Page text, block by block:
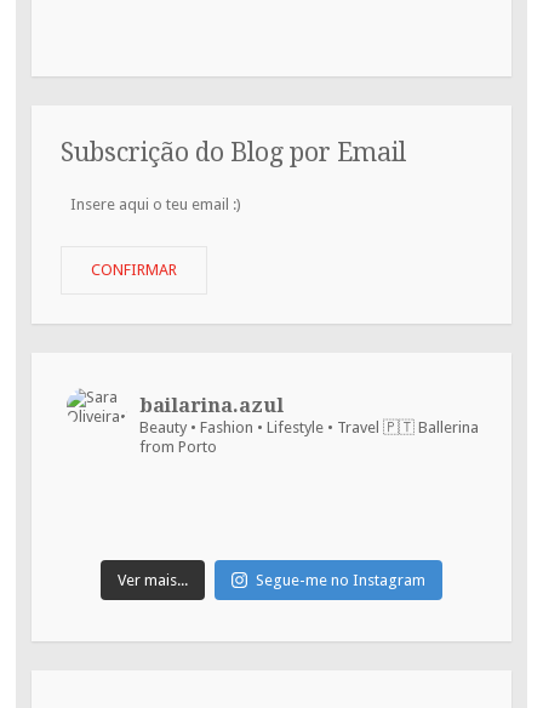
Subscrição do Blog por Email
Insere
CONFIRMAR
bailarina.azul
Beauty • Fashion • Lifestyle • Travel 🇵🇹 Ballerina
from Porto
Ver mais... Segue-me no Instagram